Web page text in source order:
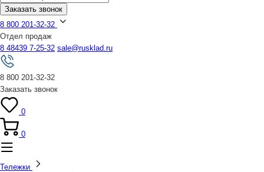
Заказать звонок
8 800 201-32-32
Отдел продаж
8 48439 7-25-32 sale@rusklad.ru
8 800 201-32-32
Заказать звонок
0
0
Тележки